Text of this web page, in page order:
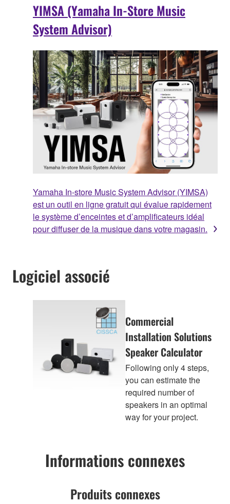
YIMSA (Yamaha In-Store Music
System Advisor)
Yamaha In-store Music System Advisor (YIMSA)
est un outil en ligne gratuit qui évalue rapidement
le système d’enceintes et d’amplificateurs idéal
pour diffuser de la musique dans votre magasin.
Logiciel associé
Commercial
Installation Solutions
Speaker Calculator
Following only 4 steps,
you can estimate the
required number of
speakers in an optimal
way for your project.
Informations connexes
Produits connexes